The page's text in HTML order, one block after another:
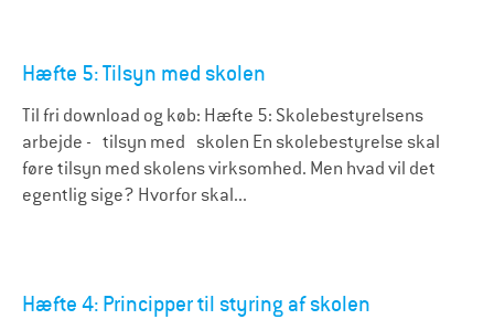
Hæfte 5: Tilsyn med skolen
Til fri download og køb: Hæfte 5: Skolebestyrelsens
arbejde - tilsyn med skolen En skolebestyrelse skal
føre tilsyn med skolens virksomhed. Men hvad vil det
egentlig sige? Hvorfor skal...
Hæfte 4: Principper til styring af skolen